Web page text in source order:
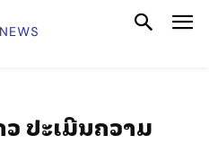
ປະເມີນຄວາມ